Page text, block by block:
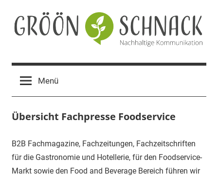
Inhalt
springen
Gröön
Schnack
Menü
Übersicht Fachpresse Foodservice
B2B Fachmagazine, Fachzeitungen, Fachzeitschriften
für die Gastronomie und Hotellerie, für den Foodservice-
Markt sowie den Food and Beverage Bereich führen wir